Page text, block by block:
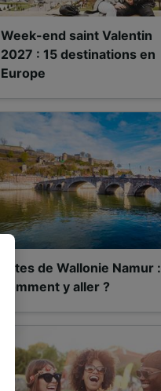
Week-end saint Valentin
2027 : 15 destinations en
Europe
Fêtes de Wallonie Namur :
comment y aller ?